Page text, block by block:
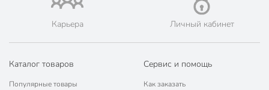
Карьера Личный кабинет
Каталог товаров
Популярные товары
Сервис и помощь
Как заказать